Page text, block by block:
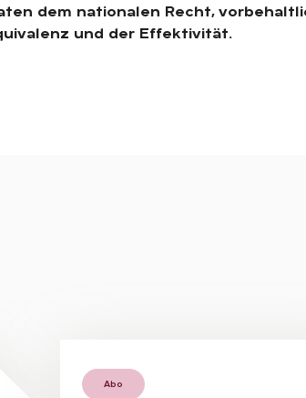
dem nationalen Recht,
und der Effektivität.
Abo